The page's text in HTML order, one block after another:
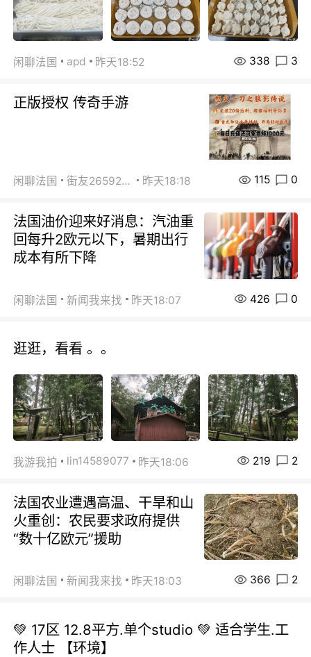
闲聊法国 apd 昨天18:52 338 3
正版授权 传奇手游
闲聊法国 街友26592800 昨天18:18 115 0
法国油价迎来好消息：汽油重
回每升2欧元以下，暑期出行
成本有所下降
闲聊法国 新闻我来找 昨天18:07 426 0
逛逛，看看 。。
我游我拍 lin14589077 昨天18:06 219 2
法国农业遭遇高温、干旱和山
火重创：农民要求政府提供
“数十亿欧元”援助
闲聊法国 新闻我来找 昨天18:03 366 2
💚 17区 12.8平方.单个studio 💚 适合学生.工
作人士 【环境】